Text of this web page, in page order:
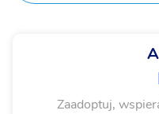
Zaadoptuj,